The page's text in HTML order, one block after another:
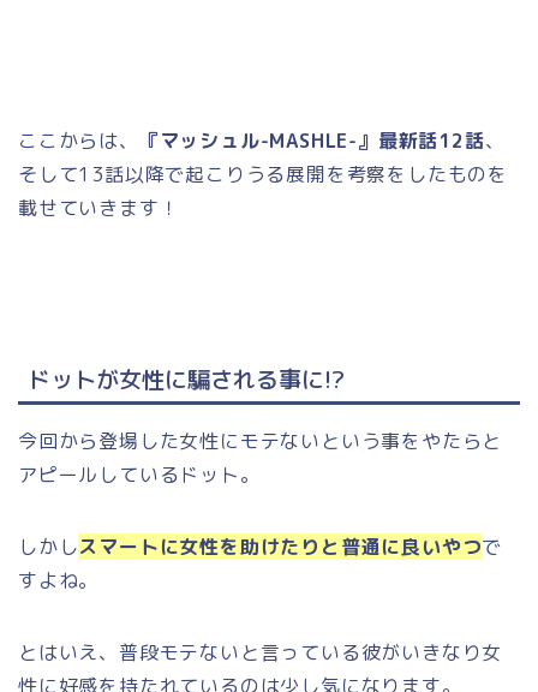
ここからは、 『マッシュル-MASHLE-』最新話12話、
そして13話以降で起こりうる展開を考察をしたものを
載せていきます！
ドットが女性に騙される事に!?
今回から登場した女性にモテないという事をやたらと
アピールしているドット。
しかしスマートに女性を助けたりと普通に良いやつで
すよね。
とはいえ、普段モテないと言っている彼がいきなり女
性に好感を持たれているのは少し気になります。